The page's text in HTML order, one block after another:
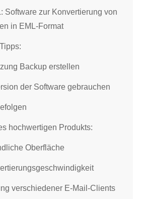
Software zur Konvertierung von
in EML-Format
Backup erstellen
der Software gebrauchen
hochwertigen Produkts:
Oberfläche
verschiedener E-Mail-Clients